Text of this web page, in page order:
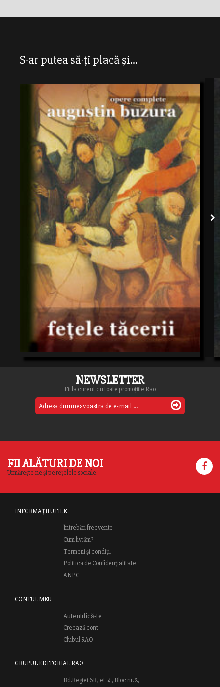
S-ar putea să-ți placă și...
NEWSLETTER
Fii la curent cu toate promoțiile Rao
FII ALĂTURI DE NOI
Urmărește-ne și pe rețelele sociale.
INFORMAȚII UTILE
Întrebări frecvente
Cum livrăm?
Termeni și condiții
Politica de Confidențialitate
ANPC
CONTUL MEU
Autentifică-te
Creează cont
Clubul RAO
GRUPUL EDITORIAL RAO
Bd.Regiei 6B, et. 4 , Bloc nr. 2,